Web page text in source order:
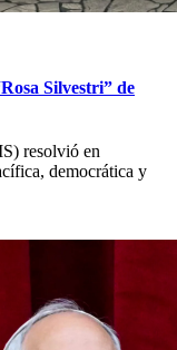
Silvestri” de
resolvió en
democrática y